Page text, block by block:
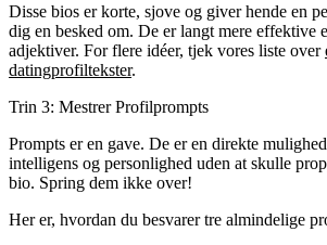
Disse bios er korte, sjove og giver hende en
dig en besked om. De er langt mere effektive
adjektiver. For flere idéer, tjek vores liste over
datingprofiltekster.
Trin 3: Mestrer Profilprompts
Prompts er en gave. De er en direkte
intelligens og personlighed uden at skulle
bio. Spring dem ikke over!
Her er, hvordan du besvarer tre almindelige